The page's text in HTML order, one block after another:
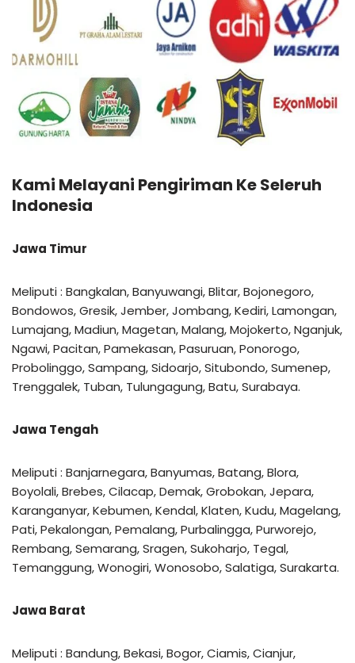
Kami Melayani Pengiriman Ke Seleruh
Indonesia
Jawa Timur
Meliputi : Bangkalan, Banyuwangi, Blitar, Bojonegoro,
Bondowos, Gresik, Jember, Jombang, Kediri, Lamongan,
Lumajang, Madiun, Magetan, Malang, Mojokerto, Nganjuk,
Ngawi, Pacitan, Pamekasan, Pasuruan, Ponorogo,
Probolinggo, Sampang, Sidoarjo, Situbondo, Sumenep,
Trenggalek, Tuban, Tulungagung, Batu, Surabaya.
Jawa Tengah
Meliputi : Banjarnegara, Banyumas, Batang, Blora,
Boyolali, Brebes, Cilacap, Demak, Grobokan, Jepara,
Karanganyar, Kebumen, Kendal, Klaten, Kudu, Magelang,
Pati, Pekalongan, Pemalang, Purbalingga, Purworejo,
Rembang, Semarang, Sragen, Sukoharjo, Tegal,
Temanggung, Wonogiri, Wonosobo, Salatiga, Surakarta.
Jawa Barat
Meliputi : Bandung, Bekasi, Bogor, Ciamis, Cianjur,